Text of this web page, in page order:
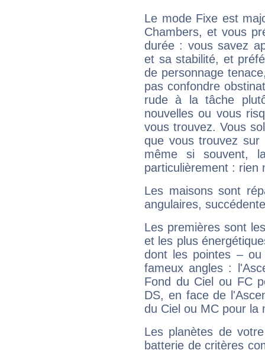
Le mode Fixe est
Chambers, et vous
durée : vous savez
et sa stabilité, et
de personnage
pas confondre
rude à la tâche
nouvelles ou vous
vous trouvez. Vous
que vous trouvez
même si souvent,
particulièrement : rien
Les maisons sont
angulaires,
Les premières sont
et les plus
dont les pointes –
fameux angles :
Fond du Ciel ou FC
DS, en face de
du Ciel ou MC pour la
Les planètes de
batterie de critères